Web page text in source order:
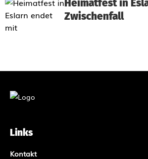
Heimatfest in
Zwischenfall
Links
Kontakt